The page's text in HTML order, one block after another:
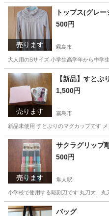
売ります
トップス(グレ
500円
霧島市
大人用のSサイズ 小学生高学年から中学
鹿児島 霧島市 服/ファッション
売ります
【新品】すと
1,500円
霧島市
新品未使用 すとぷりのマグカップです
鹿児島 霧島市 食器 マグカ
売ります
サクラグリップ
500円
隼人駅
小学校で使用する彫刻刀です 丸刀大、
鹿児島 霧島市 隼人駅
バッグ